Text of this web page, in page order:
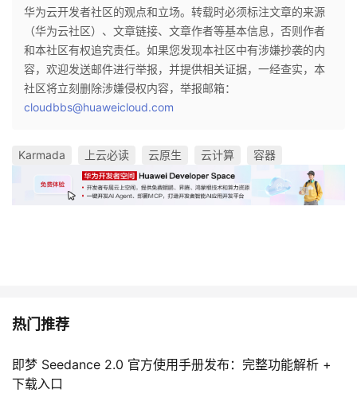
华为云开发者社区的观点和立场。转载时必须标注文章的来源
（华为云社区）、文章链接、文章作者等基本信息，否则作者
和本社区有权追究责任。如果您发现本社区中有涉嫌抄袭的内
容，欢迎发送邮件进行举报，并提供相关证据，一经查实，本
社区将立刻删除涉嫌侵权内容，举报邮箱：
cloudbbs@huaweicloud.com
Karmada 上云必读 云原生 云计算 容器
热门推荐
即梦 Seedance 2.0 官方使用手册发布：完整功能解析 +
下载入口